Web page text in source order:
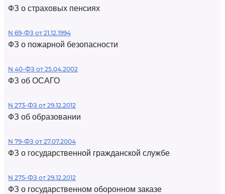
ФЗ о страховых пенсиях
N 69-ФЗ от 21.12.1994
ФЗ о пожарной безопасности
N 40-ФЗ от 25.04.2002
ФЗ об ОСАГО
N 273-ФЗ от 29.12.2012
ФЗ об образовании
N 79-ФЗ от 27.07.2004
ФЗ о государственной гражданской службе
N 275-ФЗ от 29.12.2012
ФЗ о государственном оборонном заказе